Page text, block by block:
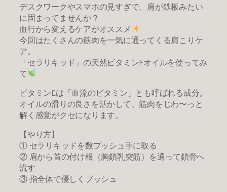
デスクワークやスマホの見すぎで、肩が鉄板みたい
に固まってませんか？
血行から変えるケアがオススメ
今回はたくさんの筋肉を一気に通ってくる肩こりケ
ア。
「セラリキッド」の天然ビタミンEオイルを使ってみ
て
ビタミンEは「血流のビタミン」とも呼ばれる成分。
オイルの滑りの良さを活かして、筋肉をじわ〜っと
解く感覚がクセになります。
【やり方】
① セラリキッドを数プッシュ手に取る
② 肩から首の付け根（胸鎖乳突筋）を通って鎖骨へ
流す
③ 指全体で優しくプッシュ